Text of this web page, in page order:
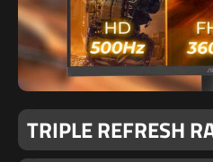
TRIPLE REFRESH